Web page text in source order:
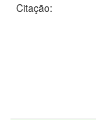
Citação: